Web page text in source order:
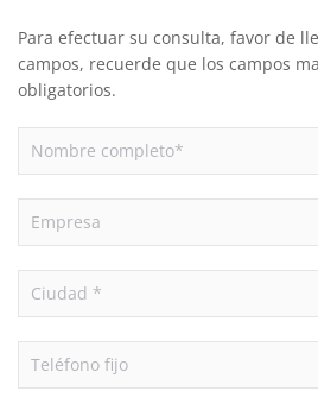
Para efectuar su consulta, favor de
campos, recuerde que los campos
obligatorios.